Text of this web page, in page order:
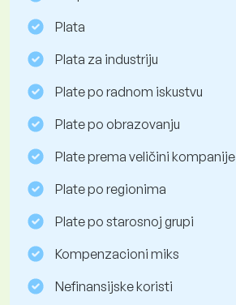
Plata
Plata za industriju
Plate po radnom iskustvu
Plate po obrazovanju
Plate prema veličini kompanije
Plate po regionima
Plate po starosnoj grupi
Kompenzacioni miks
Nefinansijske koristi